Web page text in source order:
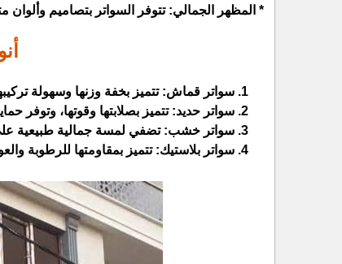
* المظهر الجمالي: تتوفر السواتر بتصاميم
سواتر قماش: تتميز بخفة وزنها وسهولة
سواتر حديد: تتميز بصلابتها وقوتها، وتوفر
سواتر خشب: تضفي لمسة جمالية طبيعية على
سواتر بلاستيك: تتميز بمقاومتها للرطوبة